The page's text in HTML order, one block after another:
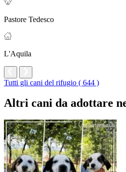
Pastore Tedesco
L'Aquila
Tutti gli cani del rifugio ( 644 )
Altri cani da adottare